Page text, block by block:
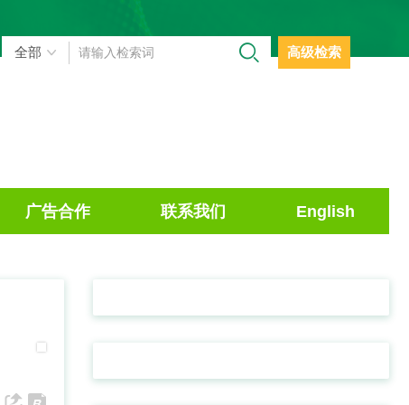
高级检索
广告合作 联系我们 English